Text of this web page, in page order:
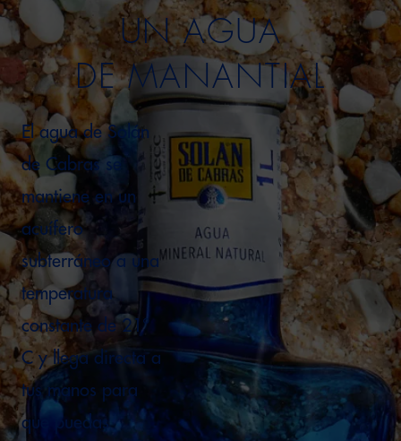
SALADO
2 – Suave
UN AGUA
DE MANANTIAL
El agua de Solán
de Cabras se
mantiene en un
acuífero
subterráneo a una
temperatura
constante de 21º
C y llega directa a
tus manos para
que puedas